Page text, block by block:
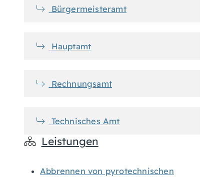
Bürgermeisteramt
Hauptamt
Rechnungsamt
Technisches Amt
Leistungen
Abbrennen von pyrotechnischen